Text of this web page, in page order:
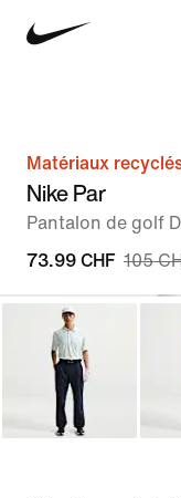
Matériaux
Nike Par
Pantalon de golf
73.99 CHF 105